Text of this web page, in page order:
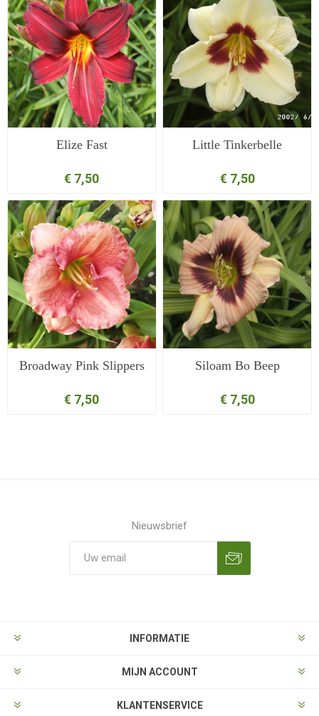
Elize Fast
€ 7,50
Little Tinkerbelle
€ 7,50
Broadway Pink Slippers
€ 7,50
Siloam Bo Beep
€ 7,50
Nieuwsbrief
INFORMATIE
MIJN ACCOUNT
KLANTENSERVICE